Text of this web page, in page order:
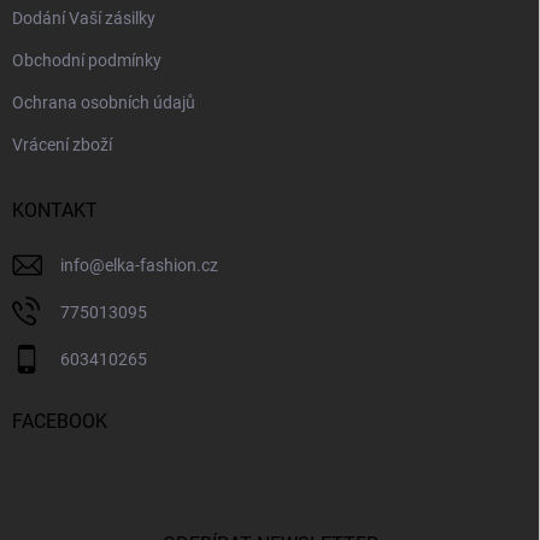
Dodání Vaší zásilky
Obchodní podmínky
Ochrana osobních údajů
Vrácení zboží
KONTAKT
info@elka-fashion.cz
775013095
603410265
FACEBOOK